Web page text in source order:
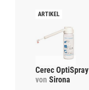
Cerec OptiSpray
von Sirona